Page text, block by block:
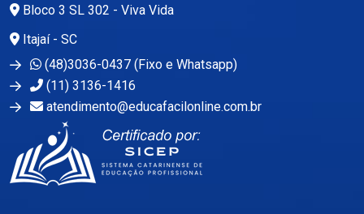
Bloco 3 SL 302 - Viva Vida
Itajaí - SC
(48)3036-0437 (Fixo e Whatsapp)
(11) 3136-1416
atendimento@educafacilonline.com.br